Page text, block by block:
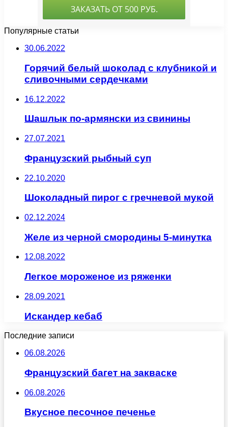
Популярные статьи
30.06.2022
Горячий белый шоколад с клубникой и
сливочными сердечками
16.12.2022
Шашлык по-армянски из свинины
27.07.2021
Французский рыбный суп
22.10.2020
Шоколадный пирог с гречневой мукой
02.12.2024
Желе из черной смородины 5-минутка
12.08.2022
Легкое мороженое из ряженки
28.09.2021
Искандер кебаб
Последние записи
06.08.2026
Французский багет на закваске
06.08.2026
Вкусное песочное печенье